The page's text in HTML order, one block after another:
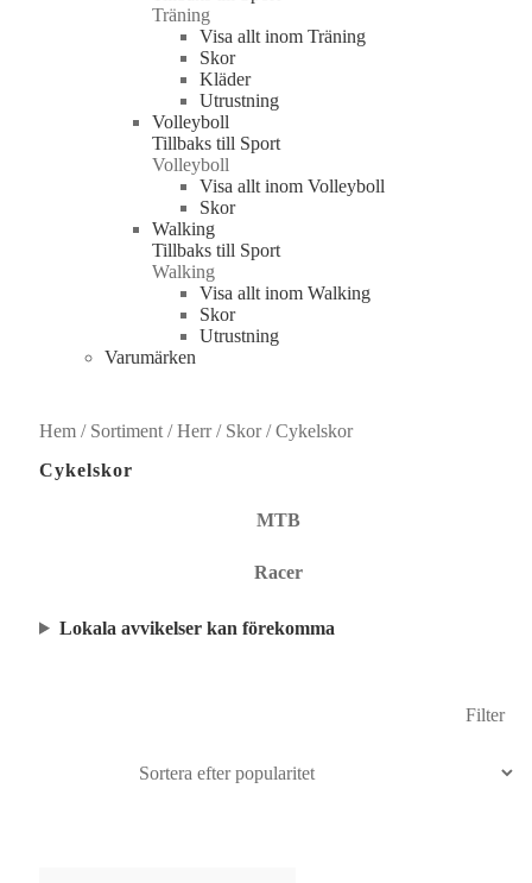
Träning
Visa allt inom Träning
Skor
Kläder
Utrustning
Volleyboll
Tillbaks till Sport
Volleyboll
Visa allt inom Volleyboll
Skor
Walking
Tillbaks till Sport
Walking
Visa allt inom Walking
Skor
Utrustning
Varumärken
Hem / Sortiment /Herr/ Skor/Cykelskor
Cykelskor
MTB
Racer
Lokala avvikelser kan förekomma
Filter